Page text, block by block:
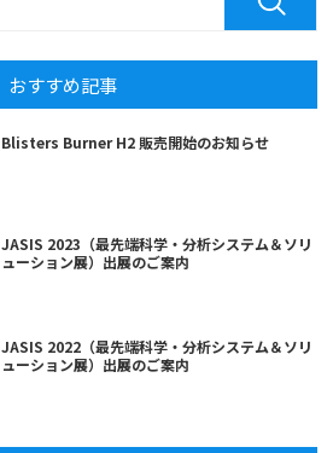
おすすめ記事
Blisters Burner H2 販売開始のお知らせ
JASIS 2023（最先端科学・分析システム＆ソリ
ューション展）出展のご案内
JASIS 2022（最先端科学・分析システム＆ソリ
ューション展）出展のご案内